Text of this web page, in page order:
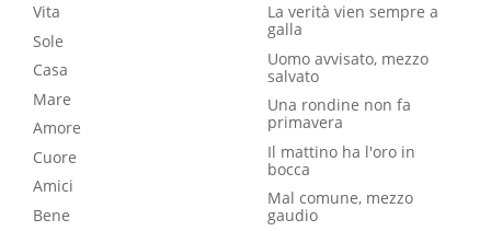
Vita
Sole
Casa
Mare
Amore
Cuore
Amici
Bene
La verità vien sempre a
galla
Uomo avvisato, mezzo
salvato
Una rondine non fa
primavera
Il mattino ha l'oro in
bocca
Mal comune, mezzo
gaudio